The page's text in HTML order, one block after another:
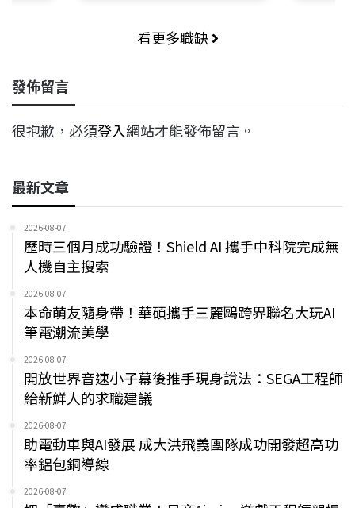
看更多職缺
發佈留言
很抱歉，必須登入網站才能發佈留言。
最新文章
2026-08-07
歷時三個月成功驗證！Shield AI 攜手中科院完成無
人機自主搜索
2026-08-07
本命萌友隨身帶！華碩攜手三麗鷗跨界聯名大玩AI
筆電潮流美學
2026-08-07
開放世界音速小子幕後推手現身說法：SEGA工程師
給新鮮人的求職建議
2026-08-07
助電動車與AI發展 成大洪飛義團隊成功開發超高功
率鋁包銅導線
2026-08-07